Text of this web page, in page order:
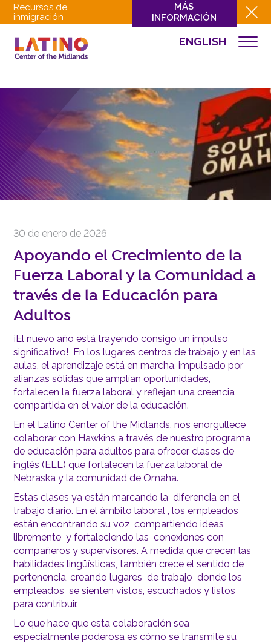
Recursos de
inmigración
MÁS
INFORMACIÓN
ENGLISH
QUIÉNES SOMOS
INVOLUCRARSE
EVENTOS
NOTICIAS
RECURSOS
NOTICIAS
30 de enero de 2026
Apoyando el Crecimiento de la
Fuerza Laboral y la Comunidad a
través de la Educación para
Adultos
¡El nuevo año está trayendo consigo un impulso
significativo! En los lugares centros de trabajo y en las
aulas, el aprendizaje está en marcha, impulsado por
alianzas sólidas que amplían oportunidades,
fortalecen la fuerza laboral y reflejan una creencia
compartida en el valor de la educación.
En el Latino Center of the Midlands, nos enorgullece
colaborar con Hawkins a través de nuestro programa
de educación para adultos para ofrecer clases de
inglés (ELL) que fortalecen la fuerza laboral de
Nebraska y la comunidad de Omaha.
Estas clases ya están marcando la diferencia en el
trabajo diario. En el ámbito laboral , los empleados
están encontrando su voz, compartiendo ideas
libremente y fortaleciendo las conexiones con
compañeros y supervisores. A medida que crecen las
habilidades lingüísticas, también crece el sentido de
pertenencia, creando lugares de trabajo donde los
empleados se sienten vistos, escuchados y listos
para contribuir.
Lo que hace que esta colaboración sea
especialmente poderosa es cómo se transmite su